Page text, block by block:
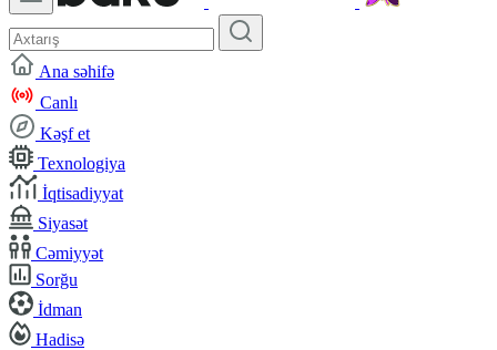
Ana səhifə
Canlı
Kəşf et
Texnologiya
İqtisadiyyat
Siyasət
Cəmiyyət
Sorğu
İdman
Hadisə